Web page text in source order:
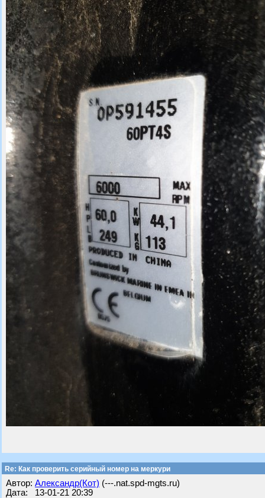
Re: Как проверить серийный номер на меркури
Автор: Александр(Кот) (---.nat.spd-mgts.ru)
Дата: 13-01-21 20:39